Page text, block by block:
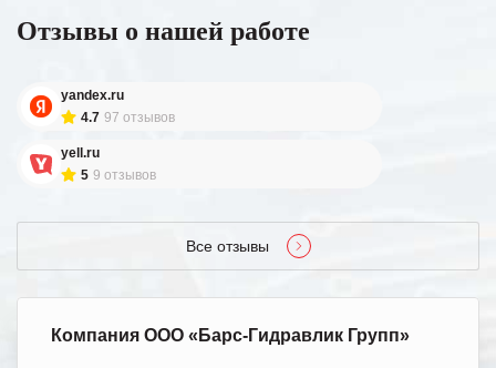
Отзывы о нашей работе
yandex.ru
4.7 97 отзывов
yell.ru
5 9 отзывов
Все отзывы
Компания ООО «Барс-Гидравлик Групп»